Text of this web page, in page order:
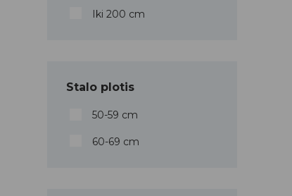
Iki 200 cm
Stalo plotis
50-59 cm
60-69 cm